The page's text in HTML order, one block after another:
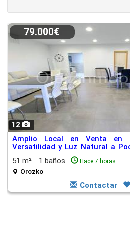
12
79.000€
Amplio Local en Venta en
Versatilidad y Luz Natural a
Vitoria
51 m² 1 baños Hace 7 horas
Orozko
Contactar